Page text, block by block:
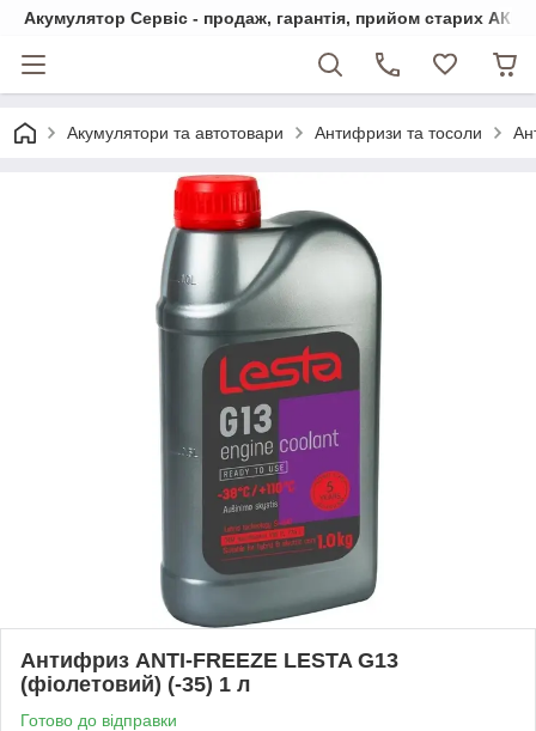
Акумулятор Сервіс - продаж, гарантія, прийом старих АКБ
Акумулятори та автотовари Антифризи та тосоли
Антифриз ANTI-FREEZE LESTA G13
(фіолетовий) (-35) 1 л
Готово до відправки